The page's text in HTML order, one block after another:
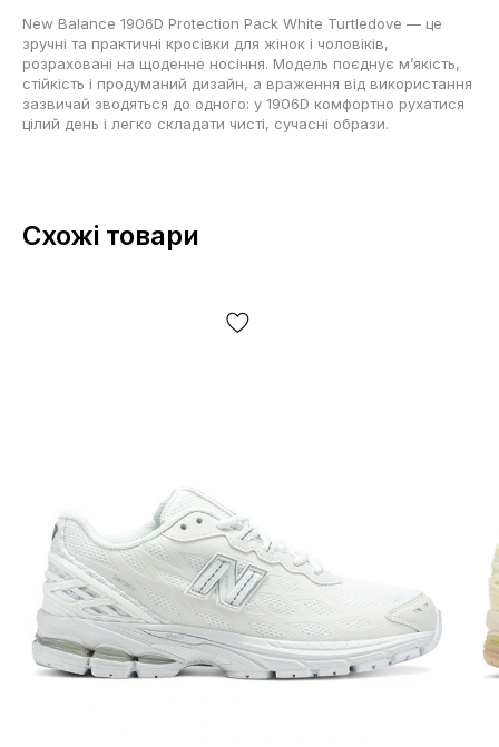
New Balance 1906D Protection Pack White Turtledove — це
зручні та практичні кросівки для жінок і чоловіків,
розраховані на щоденне носіння. Модель поєднує м’якість,
стійкість і продуманий дизайн, а враження від використання
зазвичай зводяться до одного: у 1906D комфортно рухатися
цілий день і легко складати чисті, сучасні образи.
Схожі товари